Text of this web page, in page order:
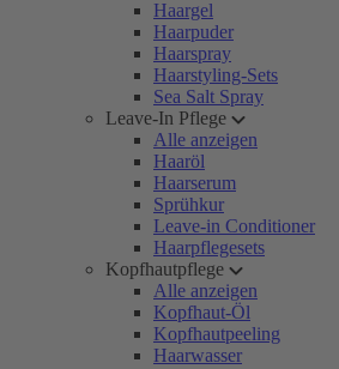
Haargel
Haarpuder
Haarspray
Haarstyling-Sets
Sea Salt Spray
Leave-In Pflege
Alle anzeigen
Haaröl
Haarserum
Sprühkur
Leave-in Conditioner
Haarpflegesets
Kopfhautpflege
Alle anzeigen
Kopfhaut-Öl
Kopfhautpeeling
Haarwasser